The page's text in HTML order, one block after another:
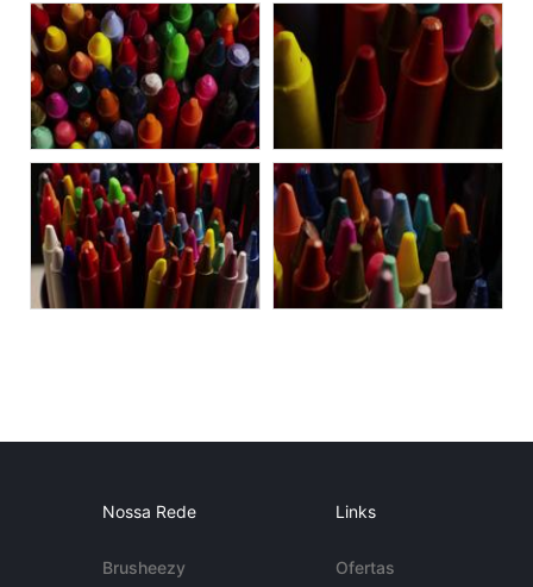
Nossa Rede
Brusheezy
Links
Ofertas